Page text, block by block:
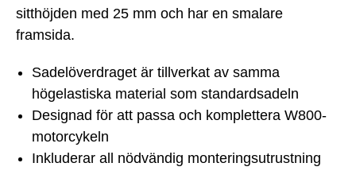
sitthöjden med 25 mm och har en smalare
framsida.
Sadelöverdraget är tillverkat av samma
högelastiska material som standardsadeln
Designad för att passa och komplettera W800-
motorcykeln
Inkluderar all nödvändig monteringsutrustning